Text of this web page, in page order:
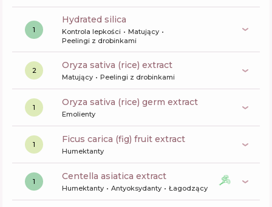
1
hydrated silica
Kontrola lepkości
Matujący
Peelingi z drobinkami
2 oryza sativa (rice) extract
Matujący Peelingi z drobinkami
1 oryza sativa (rice) germ extract
Emolienty
1 ficus carica (fig) fruit extract
Humektanty
1 centella asiatica extract
Humektanty Antyoksydanty Łagodzący